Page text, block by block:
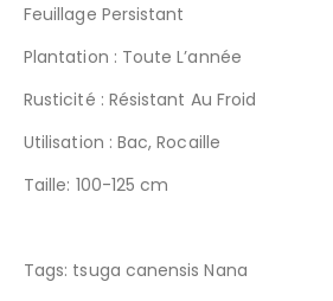
Feuillage Persistant
Plantation : Toute L’année
Rusticité : Résistant Au Froid
Utilisation : Bac, Rocaille
Taille: 100-125 cm
Tags: tsuga canensis Nana